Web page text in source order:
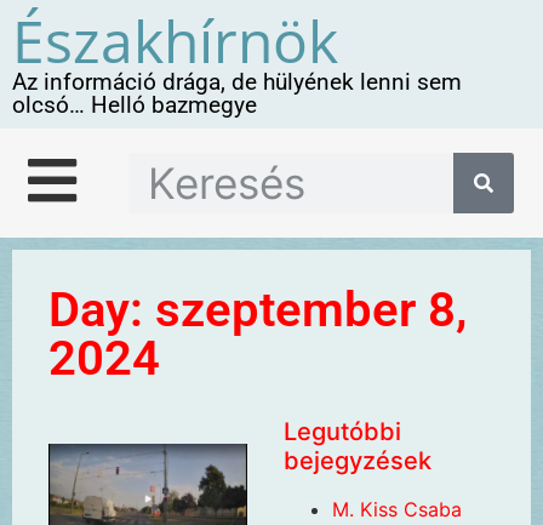
Északhírnök
Az információ drága, de hülyének lenni sem
olcsó… Helló bazmegye
Day: szeptember 8,
2024
Legutóbbi
bejegyzések
M. Kiss Csaba